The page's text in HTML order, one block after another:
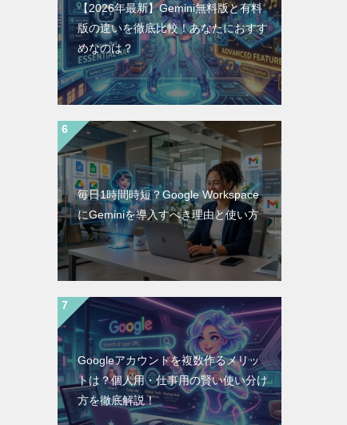
【2026年最新】Gemini無料版と有料
版の違いを徹底比較！あなたにおすす
めなのは？
毎日1時間時短？Google Workspace
にGeminiを導入すべき理由と使い方
Googleアカウントを複数作るメリッ
トは？個人用・仕事用の賢い使い分け
方を徹底解説！